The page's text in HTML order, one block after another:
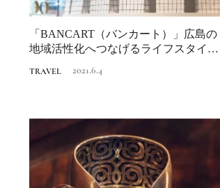
「BANCART（バンカート）」広島の
地域活性化へつなげるライフスタイル
TRAVEL 2021.6.4